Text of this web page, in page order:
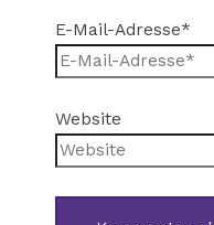
E-Mail-Adresse*
Website